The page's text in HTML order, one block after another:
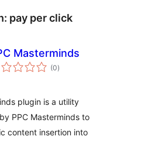
pay per click
Masterminds
(0tổng
đánh
)
plugin is a utility
PPC Masterminds to
content insertion into